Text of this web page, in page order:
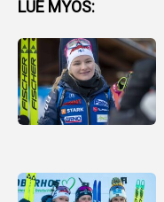
LUE MYÖS: